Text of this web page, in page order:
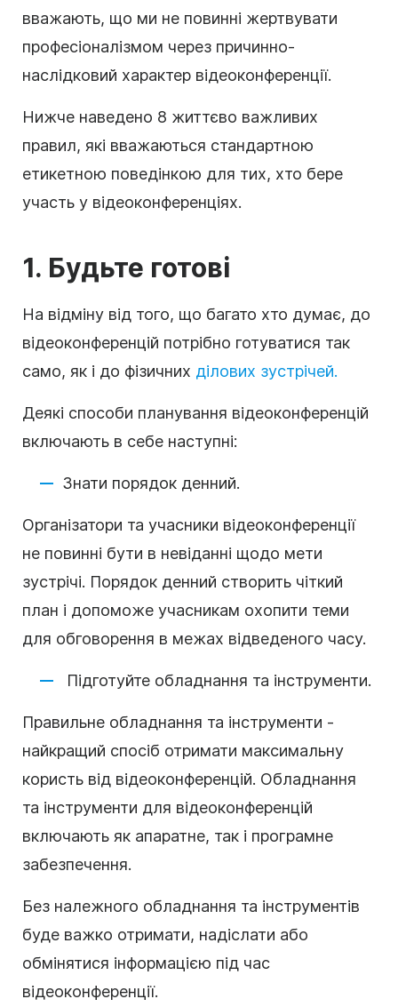
вважають, що ми не повинні жертвувати
професіоналізмом через причинно-
наслідковий характер відеоконференції.
Нижче наведено 8 життєво важливих
правил, які вважаються стандартною
етикетною поведінкою для тих, хто бере
участь у відеоконференціях.
1. Будьте готові
На відміну від того, що багато хто думає, до
відеоконференцій потрібно готуватися так
само, як і до фізичних ділових зустрічей.
Деякі способи планування відеоконференцій
включають в себе наступні:
Знати порядок денний.
Організатори та учасники відеоконференції
не повинні бути в невіданні щодо мети
зустрічі. Порядок денний створить чіткий
план і допоможе учасникам охопити теми
для обговорення в межах відведеного часу.
Підготуйте обладнання та інструменти.
Правильне обладнання та інструменти -
найкращий спосіб отримати максимальну
користь від відеоконференцій. Обладнання
та інструменти для відеоконференцій
включають як апаратне, так і програмне
забезпечення.
Без належного обладнання та інструментів
буде важко отримати, надіслати або
обмінятися інформацією під час
відеоконференції.